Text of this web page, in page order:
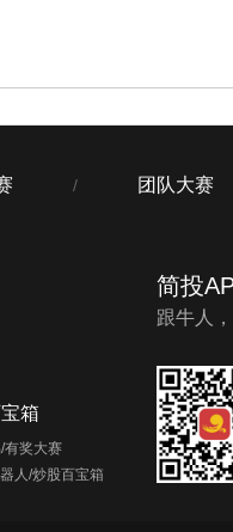
/ 团队大赛
箱
有奖大赛
人/炒股百宝箱
简投
跟牛人